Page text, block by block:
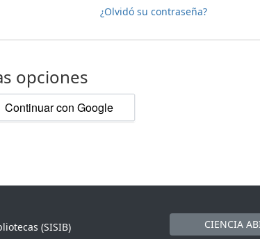
¿Olvidó su contraseña?
opciones
Continuar con Google
(SISIB)
CIENCIA